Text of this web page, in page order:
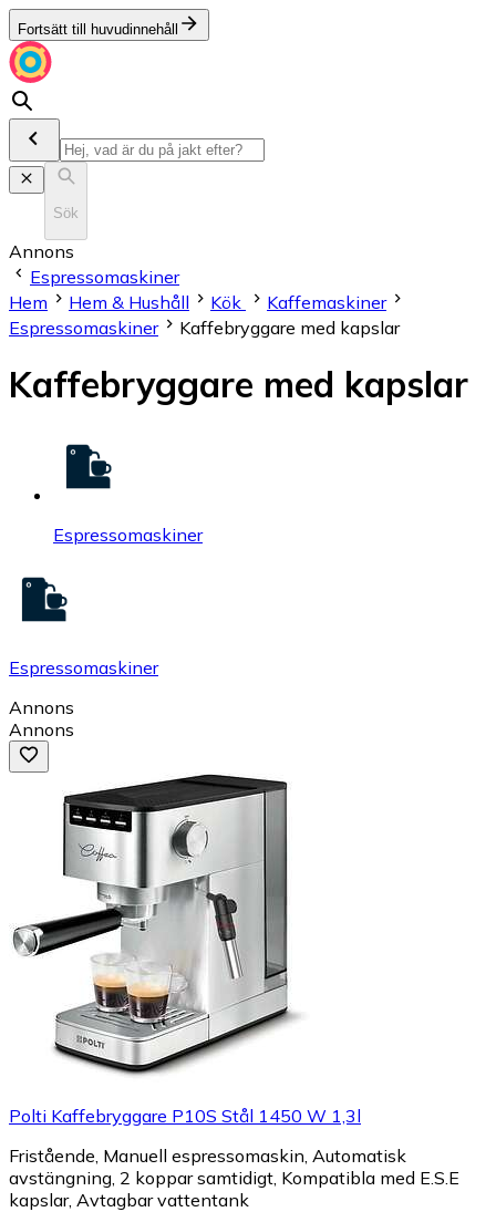
Fortsätt till huvudinnehåll
Sök
Annons
Espressomaskiner
Hem
Hem & Hushåll Kök
Kaffemaskiner
Espressomaskiner
Kaffebryggare med kapslar
Kaffebryggare med kapslar
Espressomaskiner
Espressomaskiner
Annons
Annons
Polti Kaffebryggare P10S Stål 1450 W 1,3l
Fristående, Manuell espressomaskin, Automatisk
avstängning, 2 koppar samtidigt, Kompatibla med E.S.E
kapslar, Avtagbar vattentank